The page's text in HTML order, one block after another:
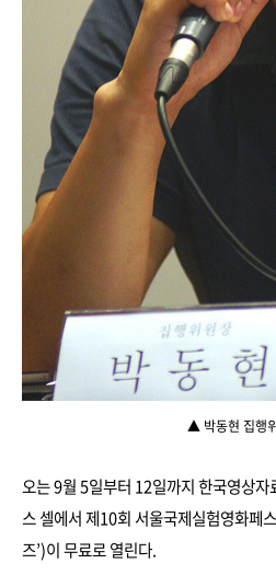
▲ 박동현 집행
오는 9월 5일부터 12일까지 한국영상
스 셀에서 제10회 서울국제실험영화페
즈’)이 무료로 열린다.